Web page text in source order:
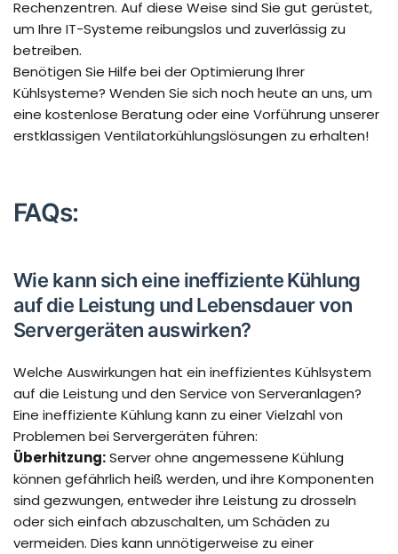
Rechenzentren. Auf diese Weise sind Sie gut gerüstet,
um Ihre IT-Systeme reibungslos und zuverlässig zu
betreiben.
Benötigen Sie Hilfe bei der Optimierung Ihrer
Kühlsysteme? Wenden Sie sich noch heute an uns, um
eine kostenlose Beratung oder eine Vorführung unserer
erstklassigen Ventilatorkühlungslösungen zu erhalten!
FAQs:
Wie kann sich eine ineffiziente Kühlung
auf die Leistung und Lebensdauer von
Servergeräten auswirken?
Welche Auswirkungen hat ein ineffizientes Kühlsystem
auf die Leistung und den Service von Serveranlagen?
Eine ineffiziente Kühlung kann zu einer Vielzahl von
Problemen bei Servergeräten führen:
Überhitzung:Server ohne angemessene Kühlung
können gefährlich heiß werden, und ihre Komponenten
sind gezwungen, entweder ihre Leistung zu drosseln
oder sich einfach abzuschalten, um Schäden zu
vermeiden. Dies kann unnötigerweise zu einer